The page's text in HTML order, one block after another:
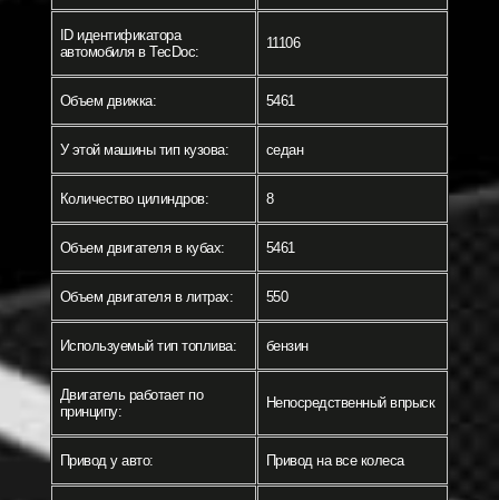
ID идентификатора
автомобиля в TecDoc:
11106
Объем движка: 5461
У этой машины тип кузова: седан
Количество цилиндров: 8
Объем двигателя в кубах: 5461
Объем двигателя в литрах: 550
Используемый тип топлива: бензин
Двигатель работает по
принципу:
Непосредственный впрыск
Привод у авто: Привод на все колеса